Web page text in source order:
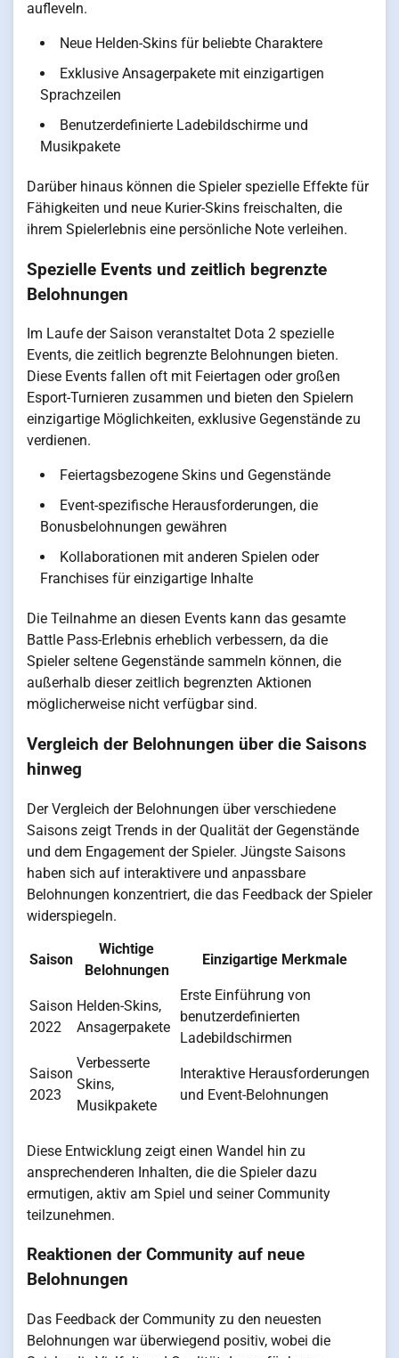
aufleveln.
Neue Helden-Skins für beliebte Charaktere
Exklusive Ansagerpakete mit einzigartigen
Sprachzeilen
Benutzerdefinierte Ladebildschirme und
Musikpakete
Darüber hinaus können die Spieler spezielle Effekte für
Fähigkeiten und neue Kurier-Skins freischalten, die
ihrem Spielerlebnis eine persönliche Note verleihen.
Spezielle Events und zeitlich begrenzte
Belohnungen
Im Laufe der Saison veranstaltet Dota 2 spezielle
Events, die zeitlich begrenzte Belohnungen bieten.
Diese Events fallen oft mit Feiertagen oder großen
Esport-Turnieren zusammen und bieten den Spielern
einzigartige Möglichkeiten, exklusive Gegenstände zu
verdienen.
Feiertagsbezogene Skins und Gegenstände
Event-spezifische Herausforderungen, die
Bonusbelohnungen gewähren
Kollaborationen mit anderen Spielen oder
Franchises für einzigartige Inhalte
Die Teilnahme an diesen Events kann das gesamte
Battle Pass-Erlebnis erheblich verbessern, da die
Spieler seltene Gegenstände sammeln können, die
außerhalb dieser zeitlich begrenzten Aktionen
möglicherweise nicht verfügbar sind.
Vergleich der Belohnungen über die Saisons
hinweg
Der Vergleich der Belohnungen über verschiedene
Saisons zeigt Trends in der Qualität der Gegenstände
und dem Engagement der Spieler. Jüngste Saisons
haben sich auf interaktivere und anpassbare
Belohnungen konzentriert, die das Feedback der Spieler
widerspiegeln.
Saison
Wichtige
Belohnungen
Einzigartige Merkmale
Saison
2022
Helden-Skins,
Ansagerpakete
Erste Einführung von
benutzerdefinierten
Ladebildschirmen
Saison
2023
Verbesserte
Skins,
Musikpakete
Interaktive Herausforderungen
und Event-Belohnungen
Diese Entwicklung zeigt einen Wandel hin zu
ansprechenderen Inhalten, die die Spieler dazu
ermutigen, aktiv am Spiel und seiner Community
teilzunehmen.
Reaktionen der Community auf neue
Belohnungen
Das Feedback der Community zu den neuesten
Belohnungen war überwiegend positiv, wobei die